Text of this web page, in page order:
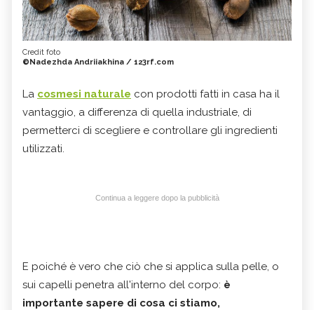
Credit foto
©Nadezhda Andriiakhina / 123rf.com
La cosmesi naturale con prodotti fatti in casa ha il
vantaggio, a differenza di quella industriale, di
permetterci di scegliere e controllare gli ingredienti
utilizzati.
Continua a leggere dopo la pubblicità
E poiché è vero che ciò che si applica sulla pelle, o
sui capelli penetra all'interno del corpo: è
importante sapere di cosa ci stiamo,